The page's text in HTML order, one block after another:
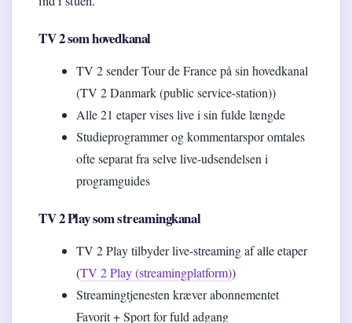
TV 2 som hovedkanal
TV 2 sender Tour de France på sin hovedkanal
(TV 2 Danmark (public service-station))
Alle 21 etaper vises live i sin fulde længde
Studieprogrammer og kommentarspor omtales
ofte separat fra selve live-udsendelsen i
programguides
TV 2 Play som streamingkanal
TV 2 Play tilbyder live-streaming af alle etaper
(TV 2 Play (streamingplatform))
Streamingtjenesten kræver abonnementet
Favorit + Sport for fuld adgang